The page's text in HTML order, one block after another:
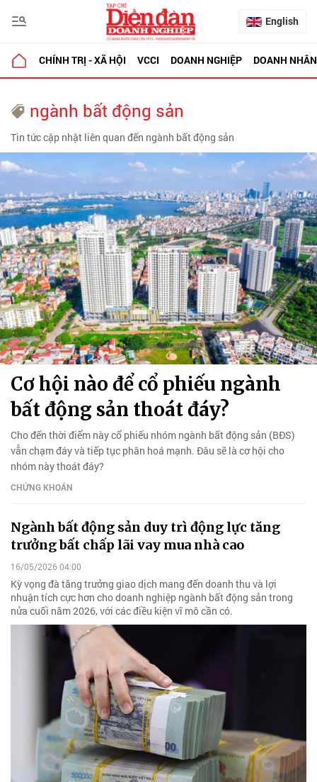
English
CHÍNH TRỊ - XÃ HỘI VCCI DOANH NGHIỆP DOANH NHÂN
ngành bất động sản
Tin tức cập nhật liên quan đến ngành bất động sản
Cơ hội nào để cổ phiếu ngành
bất động sản thoát đáy?
Cho đến thời điểm này cổ phiếu nhóm ngành bất động sản (BĐS)
vẫn chạm đáy và tiếp tục phân hoá mạnh. Đâu sẽ là cơ hội cho
nhóm này thoát đáy?
CHỨNG KHOÁN
Ngành bất động sản duy trì động lực tăng
trưởng bất chấp lãi vay mua nhà cao
16/05/2026 04:00
Kỳ vọng đà tăng trưởng giao dịch mang đến doanh thu và lợi
nhuận tích cực hơn cho doanh nghiệp ngành bất động sản trong
nửa cuối năm 2026, với các điều kiện vĩ mô cần có.